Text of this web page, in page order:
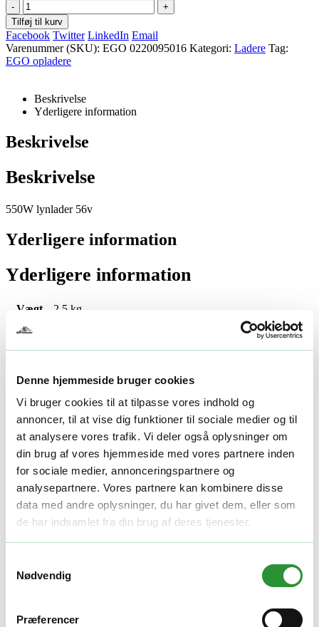
Denne hjemmeside bruger cookies
Vi bruger cookies til at tilpasse vores indhold og
annoncer, til at vise dig funktioner til sociale medier og til
at analysere vores trafik. Vi deler også oplysninger om
din brug af vores hjemmeside med vores partnere inden
for sociale medier, annonceringspartnere og
analysepartnere. Vores partnere kan kombinere disse
data med andre oplysninger, du har givet dem, eller som
de har indsamlet fra din brug af deres tjenester.
Nødvendig
Præferencer
var:
875,00 kr..788,00 kr..
-
+
Tilføj til kurv
Facebook Twitter LinkedIn Email
Varenummer (SKU): EGO 0220095016 Kategori: Ladere Tag:
EGO opladere
Beskrivelse
Yderligere information
Beskrivelse
Beskrivelse
550W lynlader 56v
Yderligere information
Yderligere information
Vægt
2,5 kg
Størrelse